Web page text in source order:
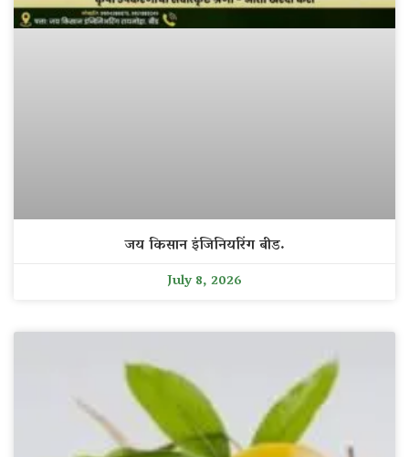
जय किसान इंजिनियरिंग बीड.
July 8, 2026